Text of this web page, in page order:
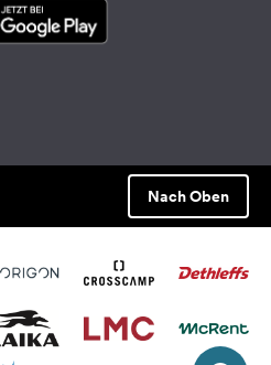
Nach Oben